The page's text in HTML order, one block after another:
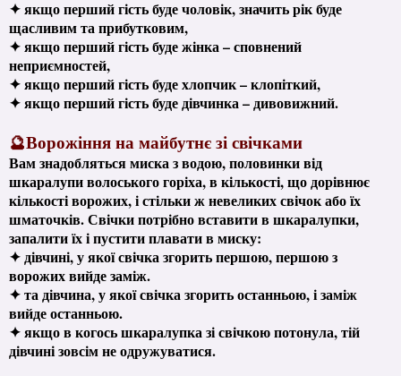
✦ якщо перший гість буде чоловік, значить рік буде
щасливим та прибутковим,
✦ якщо перший гість буде жінка – сповнений
неприємностей,
✦ якщо перший гість буде хлопчик – клопіткий,
✦ якщо перший гість буде дівчинка – дивовижний.
🔮Ворожіння на майбутнє зі свічками
Вам знадобляться миска з водою, половинки від
шкаралупи волоського горіха, в кількості, що дорівнює
кількості ворожих, і стільки ж невеликих свічок або їх
шматочків. Свічки потрібно вставити в шкаралупки,
запалити їх і пустити плавати в миску:
✦ дівчині, у якої свічка згорить першою, першою з
ворожих вийде заміж.
✦ та дівчина, у якої свічка згорить останньою, і заміж
вийде останньою.
✦ якщо в когось шкаралупка зі свічкою потонула, тій
дівчині зовсім не одружуватися.